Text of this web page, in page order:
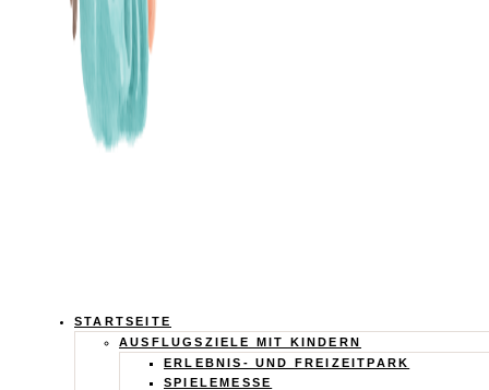
Calistas
Traum
STARTSEITE
AUSFLUGSZIELE MIT KINDERN
ERLEBNIS- UND FREIZEITPARK
SPIELEMESSE